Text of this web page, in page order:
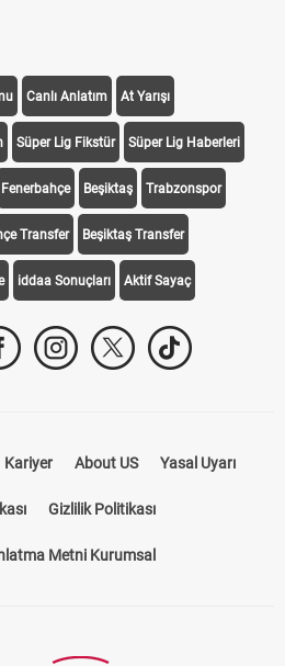
Canlı Anlatım At Yarışı
Süper Lig Fikstür Süper Lig Haberleri
Fenerbahçe Beşiktaş Trabzonspor
Transfer Beşiktaş Transfer
iddaa Sonuçları Aktif Sayaç
Kariyer About US Yasal Uyarı
Gizlilik Politikası
Metni Kurumsal